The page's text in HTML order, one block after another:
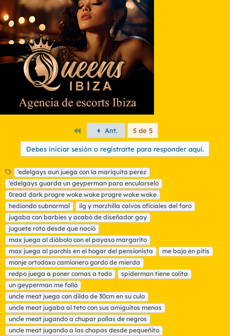
o
n
s
PrimeroAnt. 5 de 5
Debes iniciar sesión o registrarte para responder aquí.
E
t
i
q
u
e
t
a
s
'edelgays aun juega con la mariquita perez
'edelgays guarda un geyperman para encularselo
0read dark progre woke woke progre woke woke
hediondo subnormal
ilg y morzhilla calvos oficiales del foro
jugaba con barbies y acabó de diseñador gay
juguete roto desde que nació
max juega al diábolo con el payaso margarito
max juega al parchís en el hogar del pensionista
me bajo en pitis
monje ortodoxo camionero gordo de mierda
redpo juega a poner comas a todo
spiderman tiene colita
un geyperman me folló
uncle meat juega con dildo de 30cm en su culo
uncle meat jugaba al teto con sus amiguitos menas
uncle meat jugando a chupar pollas de negros
uncle meat jugando a las chapas desde pequeñito